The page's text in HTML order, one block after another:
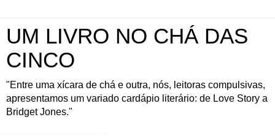
UM LIVRO NO CHÁ DAS
CINCO
"Entre uma xícara de chá e outra, nós, leitoras compulsivas,
apresentamos um variado cardápio literário: de Love Story a
Bridget Jones."